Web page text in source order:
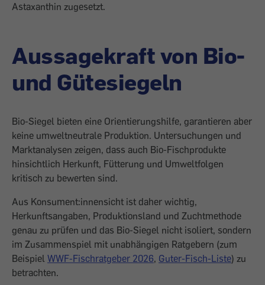
Astaxanthin zugesetzt.
Aussagekraft von Bio-
und Gütesiegeln
Bio-Siegel bieten eine Orientierungshilfe, garantieren aber
keine umweltneutrale Produktion. Untersuchungen und
Marktanalysen zeigen, dass auch Bio-Fischprodukte
hinsichtlich Herkunft, Fütterung und Umweltfolgen
kritisch zu bewerten sind.
Aus Konsument:innensicht ist daher wichtig,
Herkunftsangaben, Produktionsland und Zuchtmethode
genau zu prüfen und das Bio-Siegel nicht isoliert, sondern
im Zusammenspiel mit unabhängigen Ratgebern (zum
Beispiel WWF-Fischratgeber 2026, Guter-Fisch-Liste) zu
betrachten.